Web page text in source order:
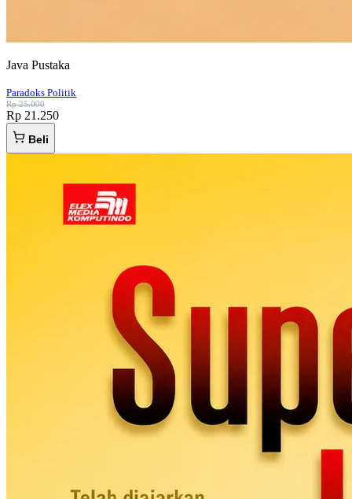
Java Pustaka
Paradoks Politik
Rp 25.000
Rp 21.250
Beli